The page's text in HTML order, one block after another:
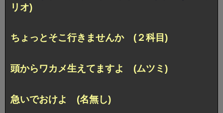
リオ)
ちょっとそこ行きませんか (２科目)
頭からワカメ生えてますよ (ムツミ)
急いでおけよ (名無し)